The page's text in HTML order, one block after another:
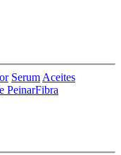
Serum Aceites
PeinarFibra